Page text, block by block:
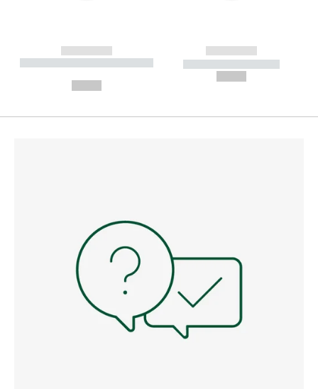
------------
----------- ----------- --------
------------
----------- -----------